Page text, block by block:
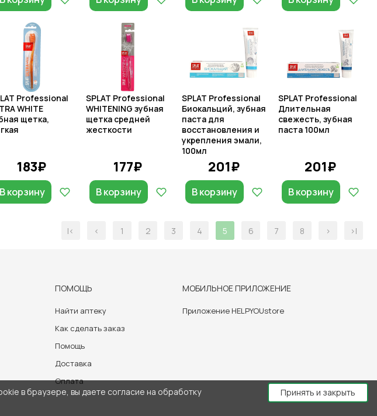
Professional
WHITE
щетка,
183₽
В корзину
SPLAT Professional
WHITENING зубная
щетка средней
жесткости
177₽
В корзину
SPLAT Professional
Биокальций, зубная
паста для
восстановления и
укрепления эмали,
100мл
201₽
В корзину
SPLAT Professional
Длительная
свежесть, зубная
паста 100мл
201₽
В корзину
|< < 1 2 3 4 5 6 7 8 > >|
в браузере, вы даете согласие на обработку
Принять и закрыть
ПОМОЩЬ
Найти аптеку
Как сделать заказ
Помощь
Доставка
Оплата
МОБИЛЬНОЕ ПРИЛОЖЕНИЕ
Приложение HELPYOUstore